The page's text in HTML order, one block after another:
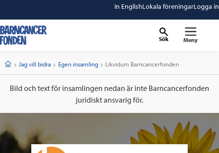
In EnglishLokala föreningarLogga in
Sök Meny
StartJag vill bidra Egen insamling Current:
Likvidum Barncancerfonden
Bild och text för insamlingen nedan är inte Barncancerfonden
juridiskt ansvarig för.